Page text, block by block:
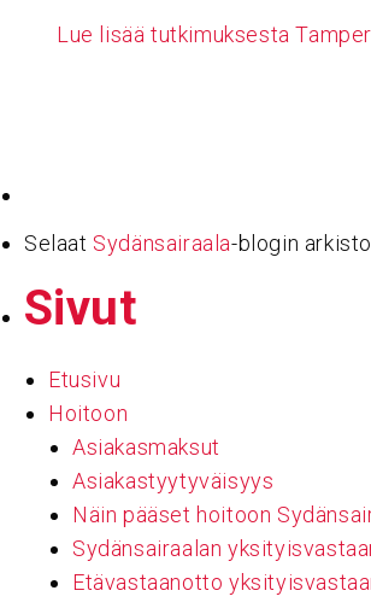
Lue lisää tutkimuksesta
Selaat Sydänsairaala-blogin
Sivut
Etusivu
Hoitoon
Asiakasmaksut
Asiakastyytyväisyys
Näin pääset hoitoon
Sydänsairaalan
Etävastaanotto